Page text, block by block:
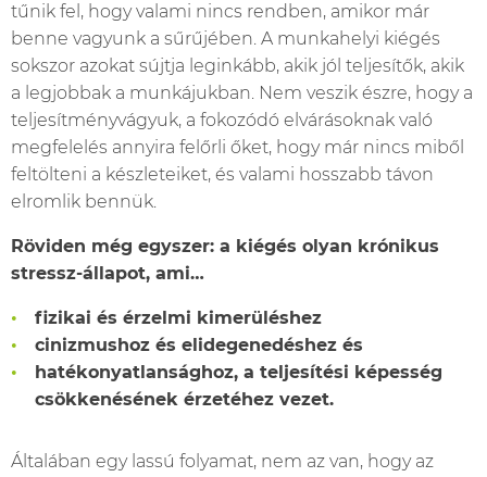
tűnik fel, hogy valami nincs rendben, amikor már
benne vagyunk a sűrűjében. A munkahelyi kiégés
sokszor azokat sújtja leginkább, akik jól teljesítők, akik
a legjobbak a munkájukban. Nem veszik észre, hogy a
teljesítményvágyuk, a fokozódó elvárásoknak való
megfelelés annyira felőrli őket, hogy már nincs miből
feltölteni a készleteiket, és valami hosszabb távon
elromlik bennük.
Röviden még egyszer: a kiégés olyan krónikus
stressz-állapot, ami…
fizikai és érzelmi kimerüléshez
cinizmushoz és elidegenedéshez és
hatékonyatlansághoz, a teljesítési képesség
csökkenésének érzetéhez vezet.
Általában egy lassú folyamat, nem az van, hogy az